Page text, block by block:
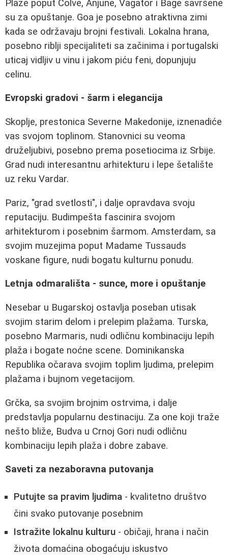
Plaze poput Colve, Anjune, Vagator i Bage savršene
su za opuštanje. Goa je posebno atraktivna zimi
kada se održavaju brojni festivali. Lokalna hrana,
posebno riblji specijaliteti sa začinima i portugalski
uticaj vidljiv u vinu i jakom piću feni, dopunjuju
celinu.
Evropski gradovi - šarm i elegancija
Skoplje, prestonica Severne Makedonije, iznenadiće
vas svojom toplinom. Stanovnici su veoma
druželjubivi, posebno prema posetiocima iz Srbije.
Grad nudi interesantnu arhitekturu i lepe šetalište
uz reku Vardar.
Pariz, "grad svetlosti", i dalje opravdava svoju
reputaciju. Budimpešta fascinira svojom
arhitekturom i posebnim šarmom. Amsterdam, sa
svojim muzejima poput Madame Tussauds
voskane figure, nudi bogatu kulturnu ponudu.
Letnja odmarališta - sunce, more i opuštanje
Nesebar u Bugarskoj ostavlja poseban utisak
svojim starim delom i prelepim plažama. Turska,
posebno Marmaris, nudi odličnu kombinaciju lepih
plaža i bogate noćne scene. Dominikanska
Republika očarava svojim toplim ljudima, prelepim
plažama i bujnom vegetacijom.
Grčka, sa svojim brojnim ostrvima, i dalje
predstavlja popularnu destinaciju. Za one koji traže
nešto bliže, Budva u Crnoj Gori nudi odličnu
kombinaciju lepih plaža i dobre zabave.
Saveti za nezaboravna putovanja
Putujte sa pravim ljudima - kvalitetno društvo
čini svako putovanje posebnim
Istražite lokalnu kulturu - običaji, hrana i način
života domaćina obogaćuju iskustvo